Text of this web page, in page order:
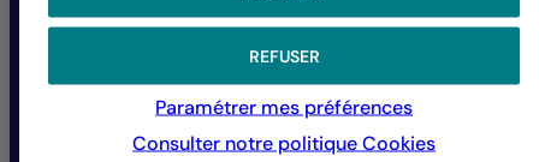
REFUSER
Paramétrer mes préférences
Consulter notre politiqueCookies